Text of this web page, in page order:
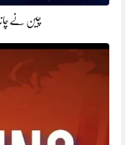
چین نے چاند